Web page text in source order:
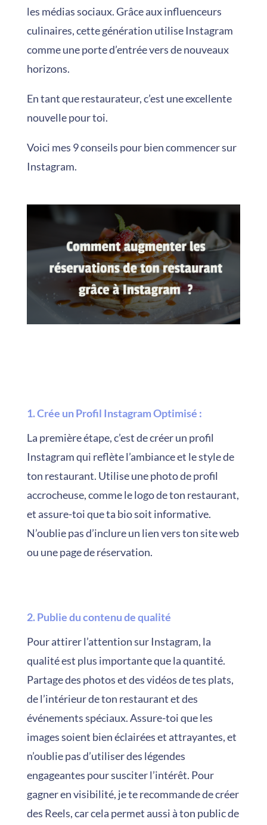
les médias sociaux. Grâce aux influenceurs
culinaires, cette génération utilise Instagram
comme une porte d’entrée vers de nouveaux
horizons.
En tant que restaurateur, c’est une excellente
nouvelle pour toi.
Voici mes 9 conseils pour bien commencer sur
Instagram.
1. Crée un Profil Instagram Optimisé :
La première étape, c’est de créer un profil
Instagram qui reflète l’ambiance et le style de
ton restaurant. Utilise une photo de profil
accrocheuse, comme le logo de ton restaurant,
et assure-toi que ta bio soit informative.
N’oublie pas d’inclure un lien vers ton site web
ou une page de réservation.
2. Publie du contenu de qualité
Pour attirer l’attention sur Instagram, la
qualité est plus importante que la quantité.
Partage des photos et des vidéos de tes plats,
de l’intérieur de ton restaurant et des
événements spéciaux. Assure-toi que les
images soient bien éclairées et attrayantes, et
n’oublie pas d’utiliser des légendes
engageantes pour susciter l’intérêt. Pour
gagner en visibilité, je te recommande de créer
des Reels, car cela permet aussi à ton public de